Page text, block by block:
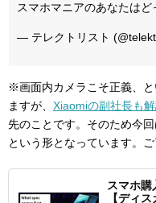
スマホマニアのあなたはど
— テレクトリスト
※画面内カメラこそ正義、
ますが、 Xiaomiの副社長も
先のことです。そのため今
という形となっています。ご
スマホ購
【ディ